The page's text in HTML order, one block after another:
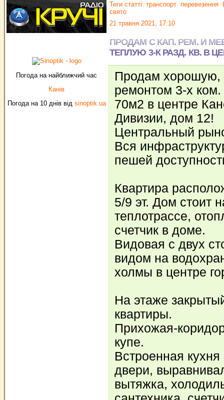
Погода на найближчий час
Канів
Погода на 10 днів від sinoptik.ua
Теги статті: транспорт перевезення
свято
21 травня 2021, 17:10
ПРОДАМ С КАП. РЕМ. И
ТЕПЛУЮ 3-К РАЗД. КВ. В
Продам хорошую,
ремонтом 3-х ком.
70м2 в центре
Дивизии, дом 12!
Центральный
Вся
пешей
Квартира
5/9 эт. Дом стоит
теплотрассе,
счетчик в доме.
Видовая с двух
видом на
холмы в центре
На этаже
квартиры.
Прихожая-
купе.
Встроенная
двери,
вытяжка,